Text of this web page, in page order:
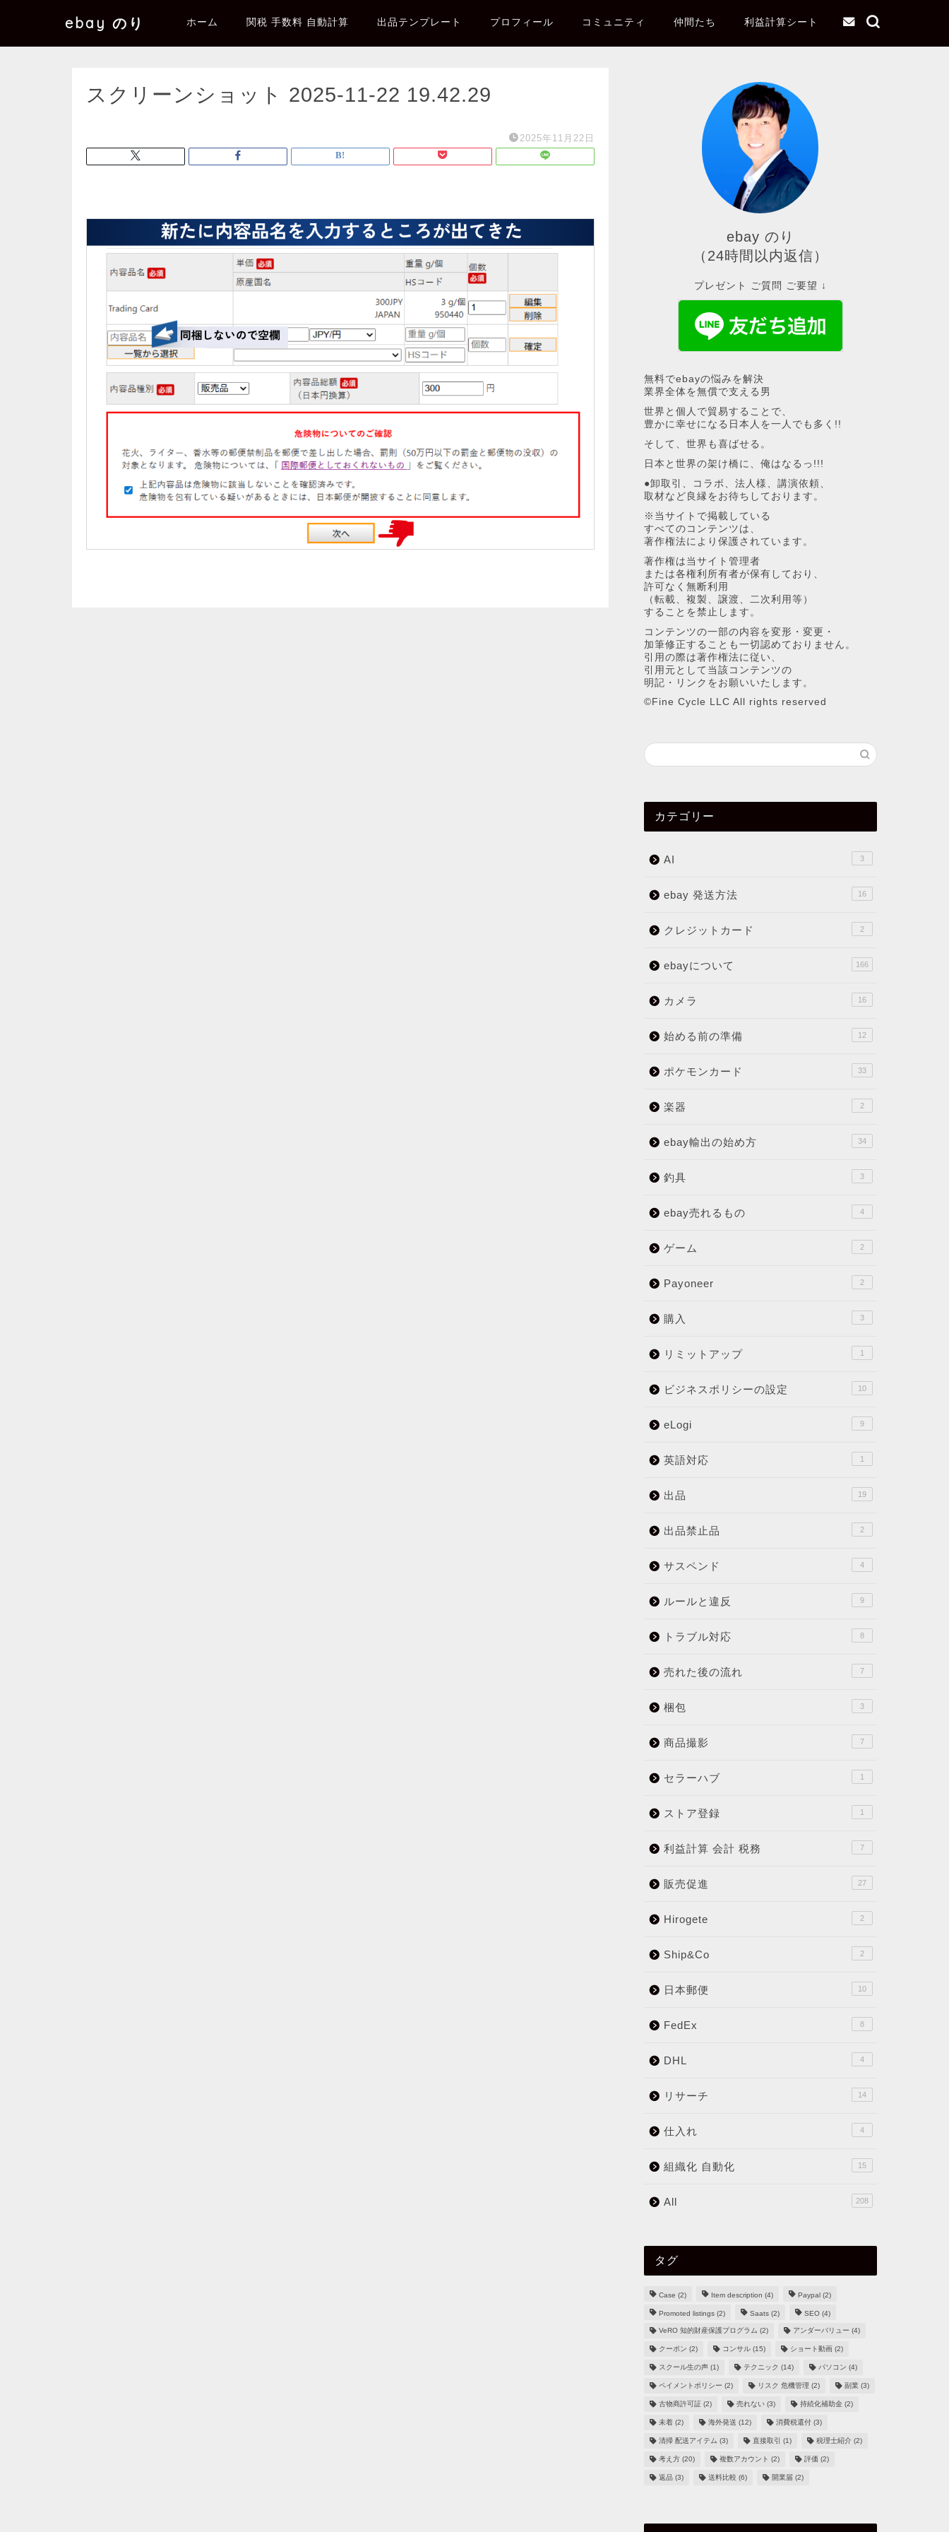
ebay のり ホーム 関税 手数料 自動計算 出品テンプレート プロフィール コミュニティ 仲間たち 利益計算シート
スクリーンショット 2025-11-22 19.42.29
2025年11月22日
ebay のり
（24時間以内返信）
プレゼント ご質問 ご要望 ↓
無料でebayの悩みを解決
業界全体を無償で支える男
世界と個人で貿易することで、
豊かに幸せになる日本人を一人でも多く!!
そして、世界も喜ばせる。
日本と世界の架け橋に、俺はなるっ!!!
●卸取引、コラボ、法人様、講演依頼、
取材など良縁をお待ちしております。
※当サイトで掲載している
すべてのコンテンツは、
著作権法により保護されています。
著作権は当サイト管理者
または各権利所有者が保有しており、
許可なく無断利用
（転載、複製、譲渡、二次利用等）
することを禁止します。
コンテンツの一部の内容を変形・変更・
加筆修正することも一切認めておりません。
引用の際は著作権法に従い、
引用元として当該コンテンツの
明記・リンクをお願いいたします。
©︎Fine Cycle LLC All rights reserved
カテゴリー
AI 3
ebay 発送方法 16
クレジットカード 2
ebayについて 166
カメラ 16
始める前の準備 12
ポケモンカード 33
楽器 2
ebay輸出の始め方 34
釣具 3
ebay売れるもの 4
ゲーム 2
Payoneer 2
購入 3
リミットアップ 1
ビジネスポリシーの設定 10
eLogi 9
英語対応 1
出品 19
出品禁止品 2
サスペンド 4
ルールと違反 9
トラブル対応 8
売れた後の流れ 7
梱包 3
商品撮影 7
セラーハブ 1
ストア登録 1
利益計算 会計 税務 7
販売促進 27
Hirogete 2
Ship&Co 2
日本郵便 10
FedEx 8
DHL 4
リサーチ 14
仕入れ 4
組織化 自動化 15
All 208
タグ
Case (2) Item description (4) Paypal(2)
Promoted listings(2) Saats(2) SEO(4)
VeRO 知的財産保護プログラム (2) アンダーバリュー (4)
クーポン (2) コンサル(15) ショート動画(2)
スクール生の声(1) テクニック (14) パソコン (4)
ペイメントポリシー (2) リスク 危機管理 (2) 副業 (3)
古物商許可証(2) 売れない(3) 持続化補助金(2)
未着(2) 海外発送 (12) 消費税還付(3)
清掃 配送アイテム (3) 直接取引 (1) 税理士紹介(2)
考え方(20) 複数アカウント (2) 評価 (2)
返品(3) 送料比較 (6) 開業届 (2)